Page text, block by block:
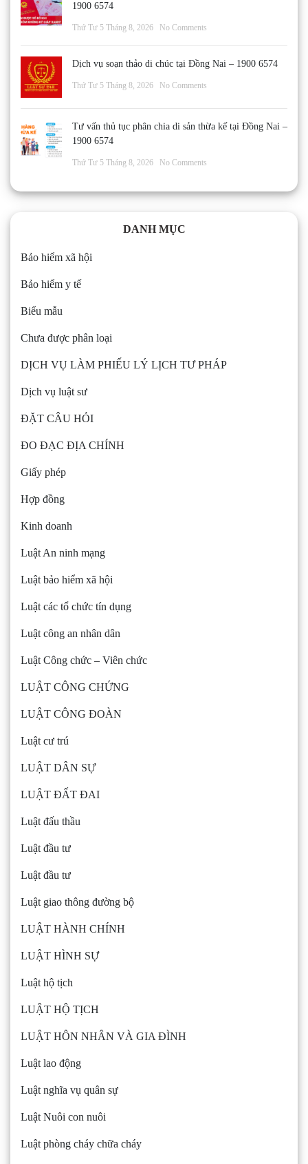
1900 6574
Thứ Tư 5 Tháng 8, 2026 No Comments
Dịch vụ soạn thảo di chúc tại Đồng Nai – 1900 6574
Thứ Tư 5 Tháng 8, 2026 No Comments
Tư vấn thủ tục phân chia di sản thừa kế tại Đồng Nai –
1900 6574
Thứ Tư 5 Tháng 8, 2026 No Comments
DANH MỤC
Bảo hiểm xã hội
Bảo hiểm y tế
Biểu mẫu
Chưa được phân loại
DỊCH VỤ LÀM PHIẾU LÝ LỊCH TƯ PHÁP
Dịch vụ luật sư
ĐẶT CÂU HỎI
ĐO ĐẠC ĐỊA CHÍNH
Giấy phép
Hợp đồng
Kinh doanh
Luật An ninh mạng
Luật bảo hiểm xã hội
Luật các tổ chức tín dụng
Luật công an nhân dân
Luật Công chức – Viên chức
LUẬT CÔNG CHỨNG
LUẬT CÔNG ĐOÀN
Luật cư trú
LUẬT DÂN SỰ
LUẬT ĐẤT ĐAI
Luật đấu thầu
Luật đầu tư
Luật đầu tư
Luật giao thông đường bộ
LUẬT HÀNH CHÍNH
LUẬT HÌNH SỰ
Luật hộ tịch
LUẬT HỘ TỊCH
LUẬT HÔN NHÂN VÀ GIA ĐÌNH
Luật lao động
Luật nghĩa vụ quân sự
Luật Nuôi con nuôi
Luật phòng cháy chữa cháy